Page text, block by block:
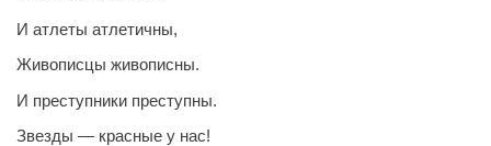
И атлеты атлетичны,
Живописцы живописны.
И преступники преступны.
Звезды — красные у нас!